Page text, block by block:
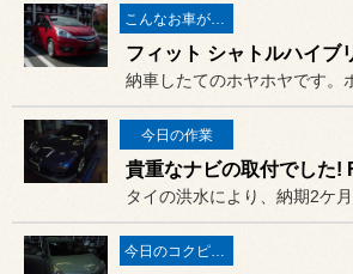
こんなお車がご来店
今日の作業
貴重なナビの取付でした!
今日のコクピット西部